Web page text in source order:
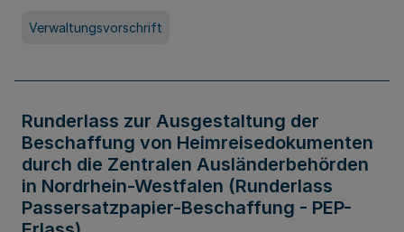
Verwaltungsvorschrift
Runderlass zur Ausgestaltung der
Beschaffung von Heimreisedokumenten
durch die Zentralen Ausländerbehörden
in Nordrhein-Westfalen (Runderlass
Passersatzpapier-Beschaffung - PEP-